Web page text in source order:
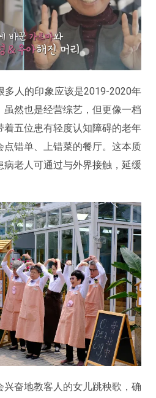
多人的印象应该是2019-2020年
然也是经营综艺，但更像一档
五位患有轻度认知障碍的老年
点错单、上错菜的餐厅。这本质
病老人可通过与外界接触，延缓
奋地教客人的女儿跳秧歌，确